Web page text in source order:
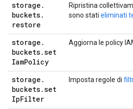
storage .
buckets.
restore
Ripristina
sono stati eliminati
storage .
buckets.set
IamPolicy
Aggiorna le policy
storage .
buckets.set
IpFilter
Imposta regole di